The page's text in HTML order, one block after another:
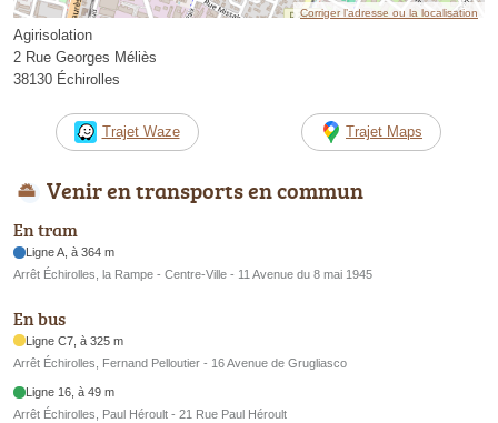
Corriger l’adresse ou la localisation
Agirisolation
2 Rue Georges Méliès
38130 Échirolles
Trajet Waze Trajet Maps
Venir en transports en commun
En tram
Ligne A, à 364 m
Arrêt Échirolles, la Rampe - Centre-Ville - 11 Avenue du 8 mai 1945
En bus
Ligne C7, à 325 m
Arrêt Échirolles, Fernand Pelloutier - 16 Avenue de Grugliasco
Ligne 16, à 49 m
Arrêt Échirolles, Paul Héroult - 21 Rue Paul Héroult